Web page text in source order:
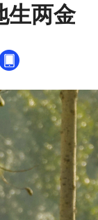
生两金